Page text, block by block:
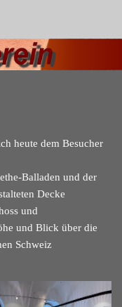
heute dem Besucher
Balladen und der
Decke
und
und Blick über die
Schweiz